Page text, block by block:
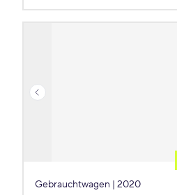
Gebrauchtwagen | 2020